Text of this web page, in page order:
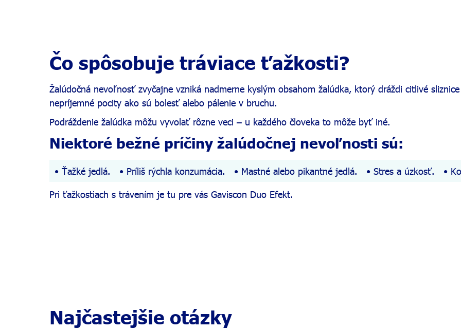
Čo spôsobuje tráviace ťažkosti?
Žalúdočná nevoľnosť zvyčajne vzniká nadmerne kyslým obsahom žalúdka, ktorý dráždi citlivé
nepríjemné pocity ako sú bolesť alebo pálenie v bruchu.
Podráždenie žalúdka môžu vyvolať rôzne veci – u každého človeka to môže byť iné.
Niektoré bežné príčiny žalúdočnej nevoľnosti sú:
Ťažké jedlá. Príliš rýchla konzumácia. Mastné alebo pikantné jedlá. Stres a úzkosť.
Pri ťažkostiach s trávením je tu pre vás Gaviscon Duo Efekt.
Najčastejšie otázky